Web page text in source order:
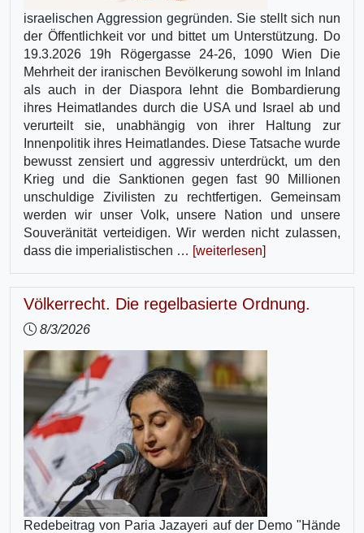
israelischen Aggression gegründen. Sie stellt sich nun
der Öffentlichkeit vor und bittet um Unterstützung. Do
19.3.2026 19h Rögergasse 24-26, 1090 Wien Die
Mehrheit der iranischen Bevölkerung sowohl im Inland
als auch in der Diaspora lehnt die Bombardierung
ihres Heimatlandes durch die USA und Israel ab und
verurteilt sie, unabhängig von ihrer Haltung zur
Innenpolitik ihres Heimatlandes. Diese Tatsache wurde
bewusst zensiert und aggressiv unterdrückt, um den
Krieg und die Sanktionen gegen fast 90 Millionen
unschuldige Zivilisten zu rechtfertigen. Gemeinsam
werden wir unser Volk, unsere Nation und unsere
Souveränität verteidigen. Wir werden nicht zulassen,
dass die imperialistischen … [weiterlesen]
Völkerrecht. Die regelbasierte Ordnung.
8/3/2026
Redebeitrag von Paria Jazayeri auf der Demo "Hände